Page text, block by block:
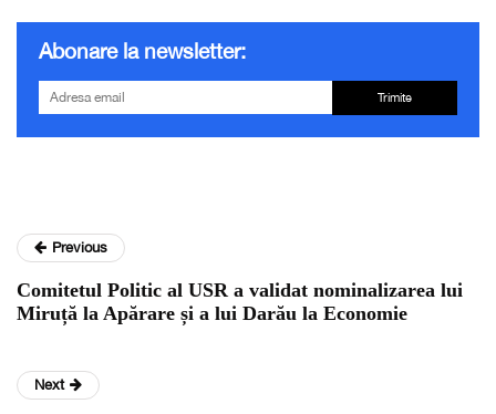
Abonare la newsletter:
Trimite
Previous
Comitetul Politic al USR a validat nominalizarea lui
Miruță la Apărare și a lui Darău la Economie
Next